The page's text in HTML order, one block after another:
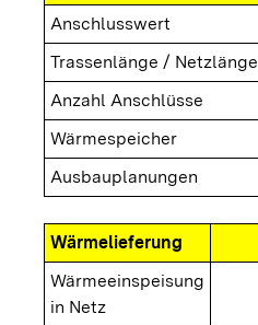
Anschlusswert
Trassenlänge / Netzlänge
Anzahl Anschlüsse
Wärmespeicher
Ausbauplanungen
Wärmelieferung
Wärmeeinspeisung
in Netz